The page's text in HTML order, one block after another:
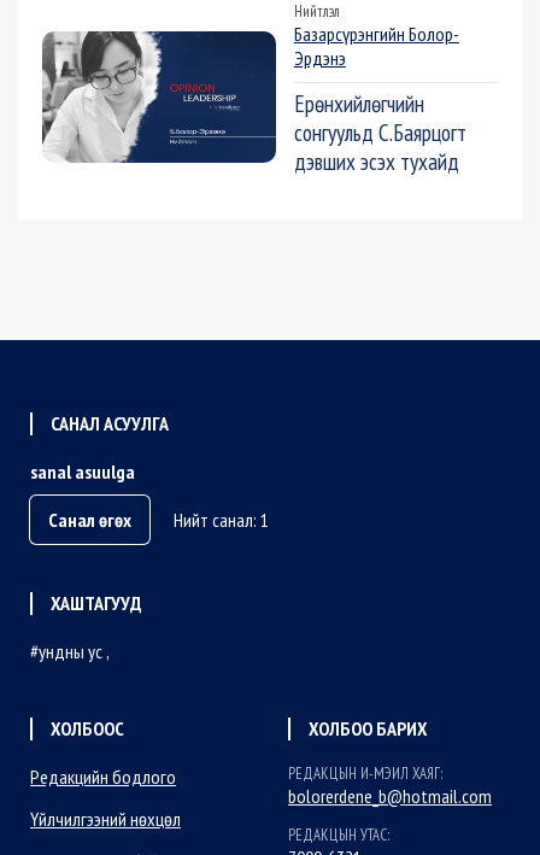
Нийтлэл
Базарсүрэнгийн Болор-
Эрдэнэ
Ерөнхийлөгчийн
сонгуульд С.Баярцогт
дэвших эсэх тухайд
САНАЛ АСУУЛГА
sanal asuulga
Санал өгөх
Нийт санал: 1
ХАШТАГУУД
ундны ус
ХОЛБООС
Редакцийн бодлого
Үйлчилгээний нөхцөл
ХОЛБОО БАРИХ
РЕДАКЦЫН И-МЭИЛ ХАЯГ:
bolorerdene_b@hotmail.com
РЕДАКЦЫН УТАС: